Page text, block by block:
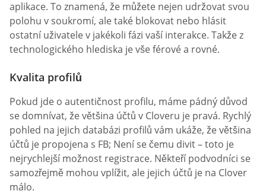
aplikace. To znamená, že můžete nejen udržovat svou
polohu v soukromí, ale také blokovat nebo hlásit
ostatní uživatele v jakékoli fázi vaší interakce. Takže z
technologického hlediska je vše férové a rovné.
Kvalita profilů
Pokud jde o autentičnost profilu, máme pádný důvod
se domnívat, že většina účtů v Cloveru je pravá. Rychlý
pohled na jejich databázi profilů vám ukáže, že většina
účtů je propojena s FB; Není se čemu divit – toto je
nejrychlejší možnost registrace. Někteří podvodníci se
samozřejmě mohou vplížit, ale jejich účtů je na Clover
málo.